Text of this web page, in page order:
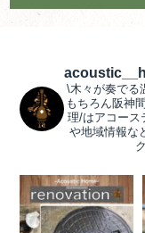
\木々が奏でる
もちろん阪神
理/はアコース
や地域情報な